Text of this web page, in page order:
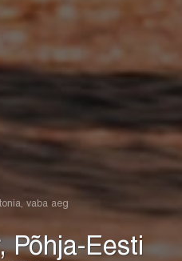
, vaba aeg
Põhja-Eesti